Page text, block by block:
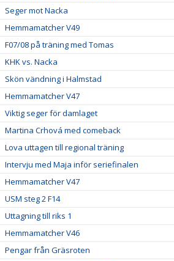
Seger mot Nacka
Hemmamatcher V49
F07/08 på träning med Tomas
KHK vs. Nacka
Skön vändning i Halmstad
Hemmamatcher V47
Viktig seger för damlaget
Martina Crhová med comeback
Lova uttagen till regional träning
Intervju med Maja inför seriefinalen
Hemmamatcher V47
USM steg 2 F14
Uttagning till riks 1
Hemmamatcher V46
Pengar från Gräsroten